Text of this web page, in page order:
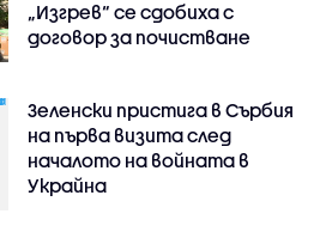
„Изгрев“ се сдобиха с
договор за почистване
Зеленски пристига в Сърбия
на първа визита след
началото на войната в
Украйна